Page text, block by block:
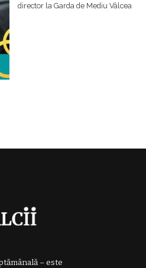
director la Garda de Mediu Vâlcea
– este